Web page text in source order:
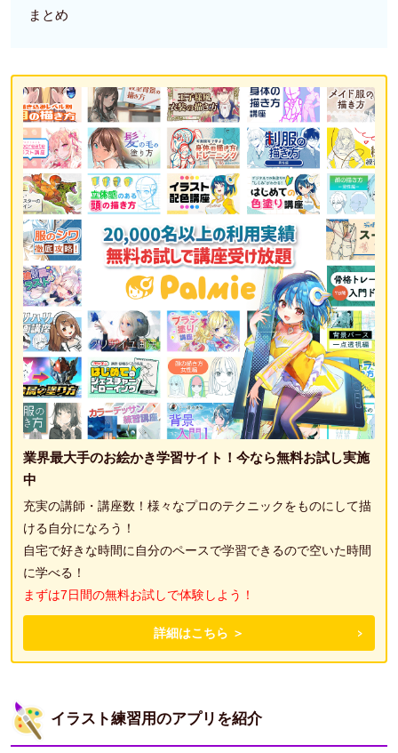
まとめ
業界最大手のお絵かき学習サイト！今なら無料お試し実施
中
充実の講師・講座数！様々なプロのテクニックをものにして描
ける自分になろう！
自宅で好きな時間に自分のペースで学習できるので空いた時間
に学べる！
まずは7日間の無料お試しで体験しよう！
詳細はこちら ＞
イラスト練習用のアプリを紹介